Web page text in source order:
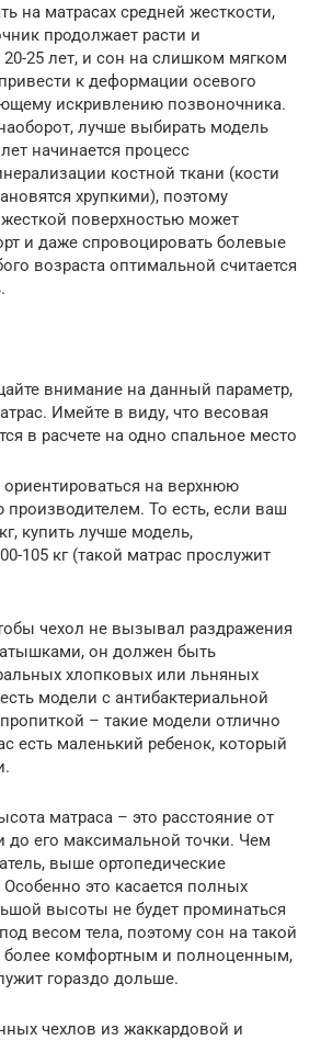
на матрасах средней жесткости,
продолжает расти и
25 лет, и сон на слишком мягком
к деформации осевого
искривлению позвоночника.
лучше выбирать модель
начинается процесс
костной ткани (кости
хрупкими), поэтому
поверхностью может
и даже спровоцировать болевые
возраста оптимальной считается
внимание на данный параметр,
Имейте в виду, что весовая
в расчете на одно спальное место
на верхнюю
производителем. То есть, если ваш
купить лучше модель,
105 кг (такой матрас прослужит
чехол не вызывал раздражения
он должен быть
хлопковых или льняных
модели с антибактериальной
– такие модели отлично
есть маленький ребенок, который
матраса – это расстояние от
до его максимальной точки. Чем
выше ортопедические
это касается полных
высоты не будет проминаться
весом тела, поэтому сон на такой
более комфортным и полноценным,
гораздо дольше.
чехлов из жаккардовой и